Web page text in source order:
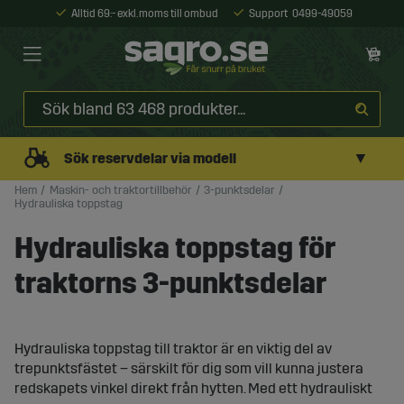
Alltid 69:- exkl. moms till ombud Support 0499-49059
Sök reservdelar via modell ▼
Hem Maskin- och traktortillbehör
3-punktsdelar
Hydrauliska toppstag
Hydrauliska toppstag för
traktorns 3-punktsdelar
Hydrauliska toppstag till traktor är en viktig del av
trepunktsfästet – särskilt för dig som vill kunna justera
redskapets vinkel direkt från hytten. Med ett hydrauliskt